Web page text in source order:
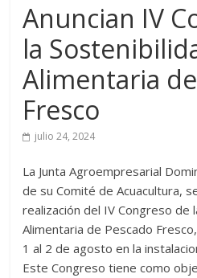
Anuncian IV
la
Alimentaria
Fresco
julio 24, 2024
La Junta Agroempresarial
de su Comité de Acuacultura,
realización del IV Congreso de
Alimentaria de Pescado
1 al 2 de agosto en la
Este Congreso tiene como